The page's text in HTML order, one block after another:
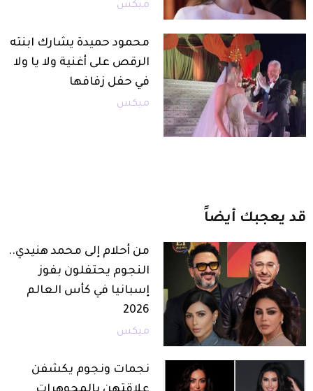
ميكس
محمود حميدة يشارك ابنته
الرقص على أغنية ولا يا ولا
في حفل زفافها
ميكس
قد يعجبك أيضاً
من أحلام إلى محمد هنيدي..
النجوم يحتفلون بفوز
إسبانيا في كأس العالم
2026
ميكس
نجمات ونجوم يكشفن